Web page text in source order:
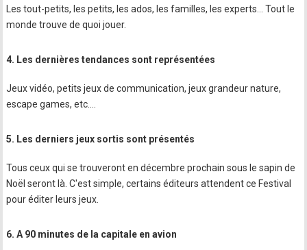
Les tout-petits, les petits, les ados, les familles, les experts... Tout le
monde trouve de quoi jouer.
4. Les dernières tendances sont représentées
Jeux vidéo, petits jeux de communication, jeux grandeur nature,
escape games, etc....
5. Les derniers jeux sortis sont présentés
Tous ceux qui se trouveront en décembre prochain sous le sapin de
Noël seront là. C'est simple, certains éditeurs attendent ce Festival
pour éditer leurs jeux.
6. A 90 minutes de la capitale en avion